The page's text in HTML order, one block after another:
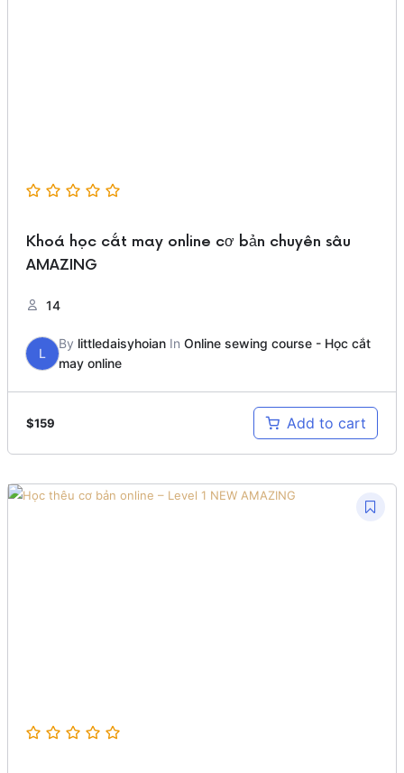
Khoá học cắt may online cơ bản chuyên sâu
AMAZING
14
L
By littledaisyhoian InOnline sewing course - Học cắt
may online
$159 Add to cart